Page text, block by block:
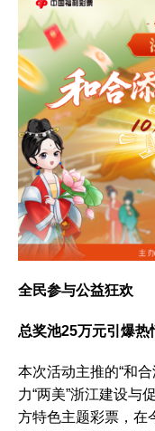
全民参与公益狂欢
总奖池25万元引爆热
本次活动主推的“和
力“两美”浙江建设与
方特色主题彩票，在